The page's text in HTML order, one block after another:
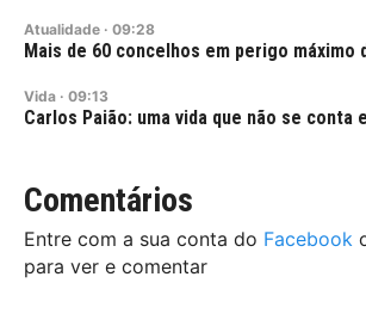
Atualidade · 09:28
Mais de 60 concelhos em perigo máximo
Vida · 09:13
Carlos Paião: uma vida que não se conta
Comentários
Entre com a sua conta do Facebook
para ver e comentar